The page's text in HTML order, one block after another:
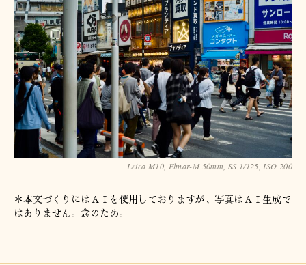
Leica M10, Elmar-M 50mm, SS 1/125, ISO 200
＊本文づくりにはＡＩを使用しておりますが、写真はＡＩ生成で
はありません。念のため。